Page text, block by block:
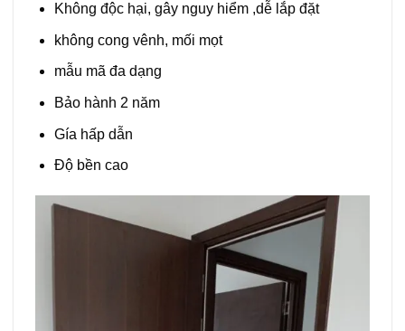
Không độc hại, gây nguy hiểm ,dễ lắp đặt
không cong vênh, mối mọt
mẫu mã đa dạng
Bảo hành 2 năm
Gía hấp dẫn
Độ bền cao